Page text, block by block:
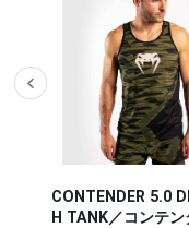
CONTENDER 5.0 DRY-
H TANK／コンテンダー